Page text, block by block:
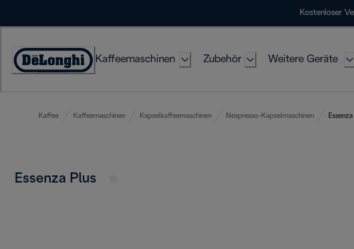
Kostenloser
Erklärung
Kaffeemaschinen Zubehör Weitere Geräte
Kaffee Kaffeemaschinen Kapselkaffeemaschinen Nespresso-Kapselmaschinen
Essenza Plus